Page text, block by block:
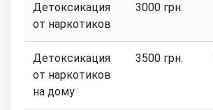
Детоксикация
от наркотиков
3000 грн.
Детоксикация
от наркотиков
на дому
3500 грн.